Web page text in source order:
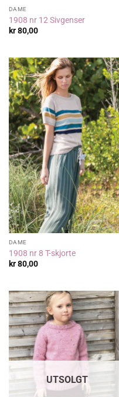
DAME
1908 nr 12 Sivgenser
kr80,00
DAME
1908 nr 8 T-skjorte
kr80,00
UTSOLGT